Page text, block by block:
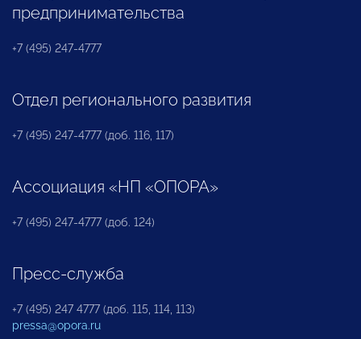
предпринимательства
+7 (495) 247-4777
Отдел регионального развития
+7 (495) 247-4777 (доб. 116, 117)
Ассоциация «НП «ОПОРА»
+7 (495) 247-4777 (доб. 124)
Пресс-служба
+7 (495) 247 4777 (доб. 115, 114, 113)
pressa@opora.ru